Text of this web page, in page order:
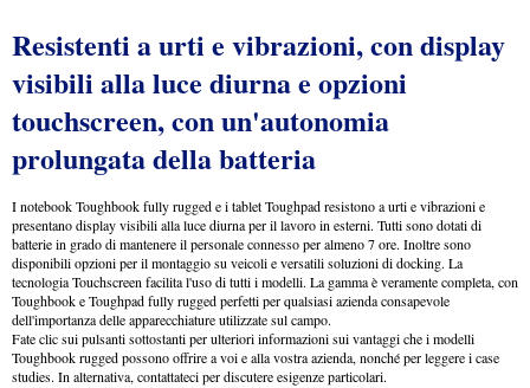
Resistenti a urti e vibrazioni, con display
visibili alla luce diurna e opzioni
touchscreen, con un'autonomia
prolungata della batteria
I notebook Toughbook fully rugged e i tablet Toughpad resistono a urti e vibrazioni e
presentano display visibili alla luce diurna per il lavoro in esterni. Tutti sono dotati di
batterie in grado di mantenere il personale connesso per almeno 7 ore. Inoltre sono
disponibili opzioni per il montaggio su veicoli e versatili soluzioni di docking. La
tecnologia Touchscreen facilita l'uso di tutti i modelli. La gamma è veramente completa, con
Toughbook e Toughpad fully rugged perfetti per qualsiasi azienda consapevole
dell'importanza delle apparecchiature utilizzate sul campo.
Fate clic sui pulsanti sottostanti per ulteriori informazioni sui vantaggi che i modelli
Toughbook rugged possono offrire a voi e alla vostra azienda, nonché per leggere i case
studies. In alternativa, contattateci per discutere esigenze particolari.